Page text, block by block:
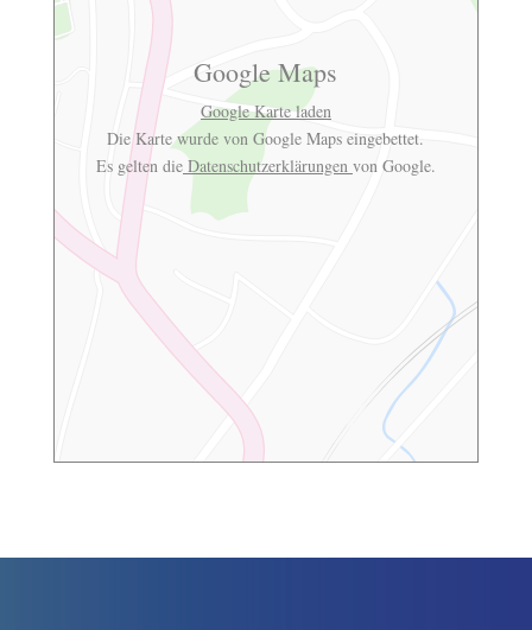
Google Maps
Google Karte laden
Die Karte wurde von Google Maps eingebettet.
Es gelten dieDatenschutzerklärungen von Google.